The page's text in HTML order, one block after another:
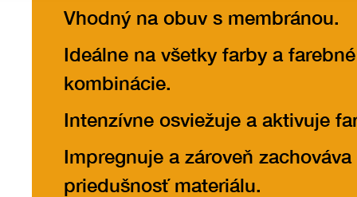
Vhodný na obuv s membránou.
Ideálne na všetky farby a farebné
kombinácie.
Intenzívne osviežuje a aktivuje
Impregnuje a zároveň zachováva
priedušnosť materiálu.